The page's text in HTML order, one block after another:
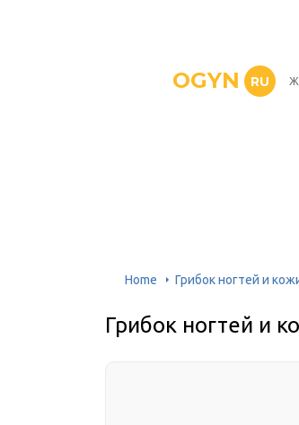
OGYN RU
Home Грибок ногтей и
Грибок ногтей и